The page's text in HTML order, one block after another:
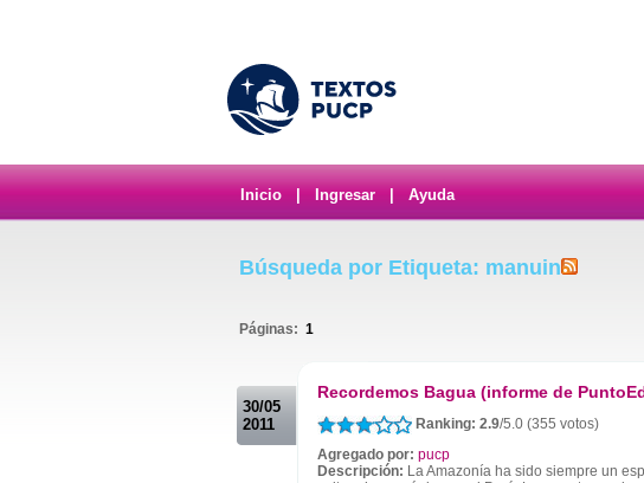
Inicio Ingresar Ayuda
Búsqueda por Etiqueta: manuin
Páginas: 1
30/05
2011
Recordemos Bagua (informe de
Ranking: 2.9/5.0 (355 votos)
Agregado por: pucp
Descripción: La Amazonía ha sido siempre un